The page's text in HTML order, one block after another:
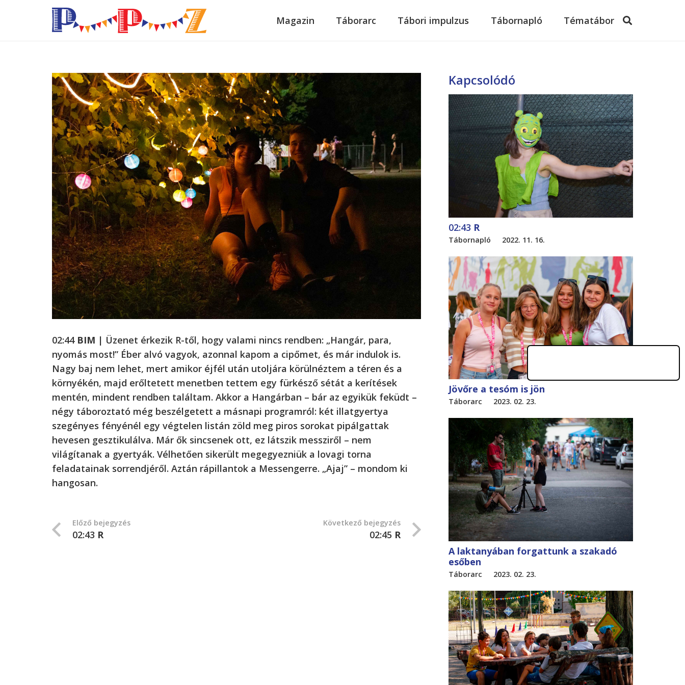
Magazin Táborarc Tábori impulzus Tábornapló Tématábor
02:44 BIM | Üzenet érkezik R-től, hogy valami nincs rendben: „Hangár, para,
nyomás most!” Éber alvó vagyok, azonnal kapom a cipőmet, és már indulok is.
Nagy baj nem lehet, mert amikor éjfél után utoljára körülnéztem a téren és a
környékén, majd erőltetett menetben tettem egy fürkésző sétát a kerítések
mentén, mindent rendben találtam. Akkor a Hangárban – bár az egyikük feküdt –
négy táboroztató még beszélgetett a másnapi programról: két illatgyertya
szegényes fényénél egy végtelen listán zöld meg piros sorokat pipálgattak
hevesen gesztikulálva. Már ők sincsenek ott, ez látszik messziről – nem
világítanak a gyertyák. Vélhetően sikerült megegyezniük a lovagi torna
feladatainak sorrendjéről. Aztán rápillantok a Messengerre. „Ajaj” – mondom ki
hangosan.
Előző bejegyzés
02:43 R
Következő bejegyzés
02:45 R
Kapcsolódó
02:43 R
Tábornapló 2022. 11. 16.
Jövőre a tesóm is jön
Táborarc 2023. 02. 23.
A laktanyában forgattunk a szakadó
esőben
Táborarc 2023. 02. 23.